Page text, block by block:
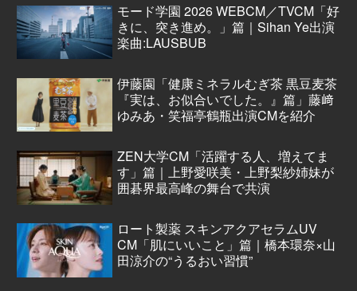
モード学園 2026 WEBCM／TVCM「好
きに、突き進め。」篇｜Sihan Ye出演
楽曲:LAUSBUB
伊藤園「健康ミネラルむぎ茶 黒豆麦茶
『実は、お似合いでした。』篇」藤﨑
ゆみあ・笑福亭鶴瓶出演CMを紹介
ZEN大学CM「活躍する人、増えてま
す」篇｜上野愛咲美・上野梨紗姉妹が
囲碁界最高峰の舞台で共演
ロート製薬 スキンアクアセラムUV
CM「肌にいいこと」篇｜橋本環奈×山
田涼介の“うるおい習慣”